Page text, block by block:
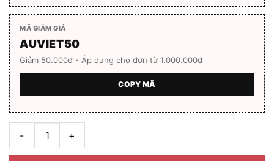
MÃ GIẢM GIÁ
AUVIET50
Giảm 50.000đ - Áp dụng cho đơn từ 1.000.000đ
COPY MÃ
Gọng kính lục giác PLEIK PHOLPPE PP22130 C1 số lượng